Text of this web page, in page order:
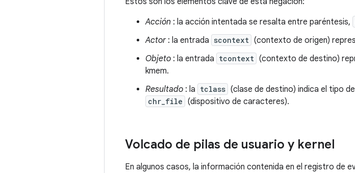
Acción : la acción intentada se resalta entre paréntesis,
Actor: la entrada scontext (contexto de origen)
Objeto : la entrada tcontext (contexto de destino)
kmem.
Resultado : la tclass (clase de destino) indica el tipo
chr_file (dispositivo de caracteres).
Volcado de pilas de usuario y kernel
En algunos casos, la información contenida en el registro de